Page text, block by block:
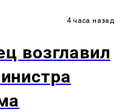
4 часа назад
возглавил